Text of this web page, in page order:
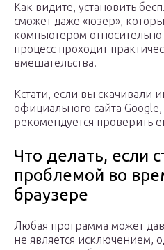
Как видите, установить
сможет даже «юзер»,
компьютером
процесс проходит
вмешательства.
Кстати, если вы скачивали
официального сайта
рекомендуется проверить
Что делать, если
проблемой во
браузере
Любая программа может
не является исключением,